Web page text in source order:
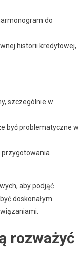
do
historii kredytowej,
szczególnie w
być problematyczne w
przygotowania
aby podjąć
doskonałym
rozważyć